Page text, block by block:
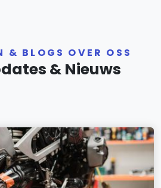
& BLOGS OVER OSS
& Nieuws